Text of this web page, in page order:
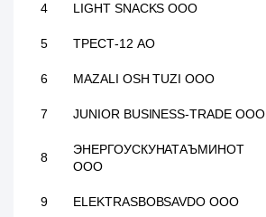
4 LIGHT SNACKS ООО
5 ТРЕСТ-12 АО
6 MAZALI OSH TUZI ООО
7 JUNIOR BUSINESS-TRADE ООО
8
ЭНЕРГОУСКУНАТАЪМИНОТ
ООО
9 ELEKTRASBOBSAVDO ООО